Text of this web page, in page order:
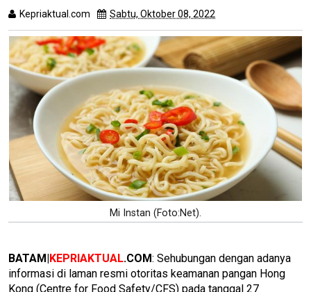
Kepriaktual.com Sabtu, Oktober 08, 2022
Mi Instan (Foto:Net).
BATAM|KEPRIAKTUAL.COM: Sehubungan dengan adanya
informasi di laman resmi otoritas keamanan pangan Hong
Kong (Centre for Food Safety/CFS) pada tanggal 27